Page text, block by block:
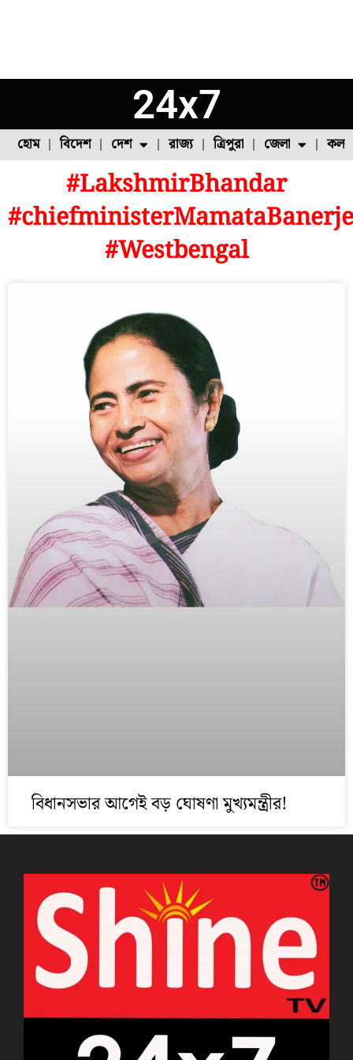
24x7
হোম বিদেশ দেশ
ফুল চাষ ফল চাষ মাছ চাষ
রাজ্য ত্রিপুরা জেলা
উত্তর ২৪ পরগনা
#LakshmirBhandar
#Westbengal
বিধানসভার আগেই বড় ঘোষণা মুখ্যমন্ত্রীর!